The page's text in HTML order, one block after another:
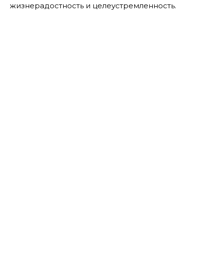
жизнерадостность и целеустремленность.